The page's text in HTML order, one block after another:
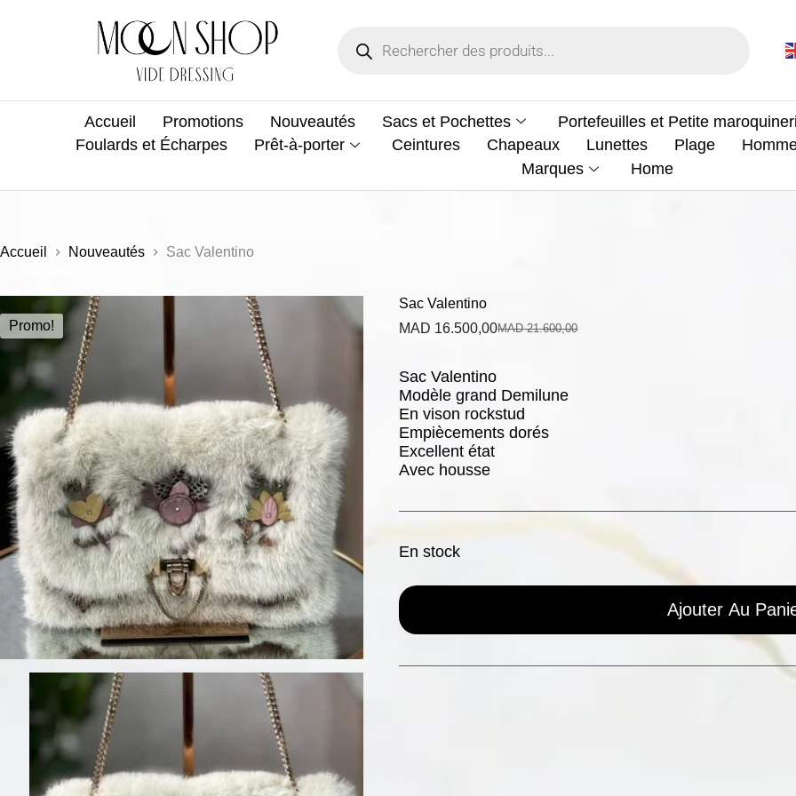
Accueil Promotions Nouveautés Sacs et Pochettes
Portefeuilles et Petite
Foulards et Écharpes
Prêt-à-porter Ceintures Chapeaux Lunettes Plage
Marques
Home
Accueil Nouveautés Sac Valentino
Promo!
Sac Valentino
MAD21.600,00
MAD 16.500,00
Sac Valentino
Modèle grand Demilune
En vison rockstud
Empiècements dorés
Excellent état
Avec housse
En stock
Ajouter Au